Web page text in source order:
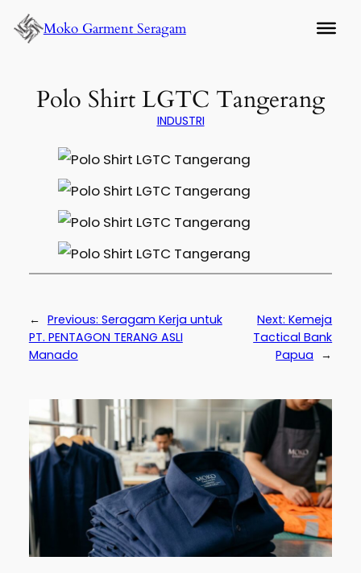
Lewati
ke
Moko Garment Seragam
Polo Shirt LGTC Tangerang
INDUSTRI
← Previous: Seragam Kerja untuk
PT. PENTAGON TERANG ASLI
Manado
Next:Kemeja
Tactical Bank
Papua →